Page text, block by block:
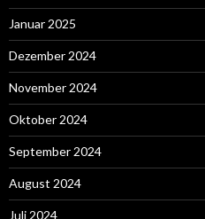
Januar 2025
Dezember 2024
November 2024
Oktober 2024
September 2024
August 2024
Juli 2024